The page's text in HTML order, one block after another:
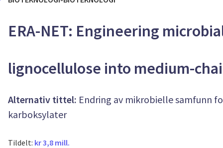
ERA-NET: Engineering
lignocellulose into medium-
Alternativ tittel: Endring av mikrobielle samfunn
karboksylater
Tildelt: kr 3,8 mill.